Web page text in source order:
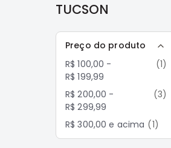
TUCSON
Filtros
Preço do produto
R$ 100,00 -
R$ 199,99
1
R$ 200,00 -
R$ 299,99
3
R$ 300,00 e acima 1Item